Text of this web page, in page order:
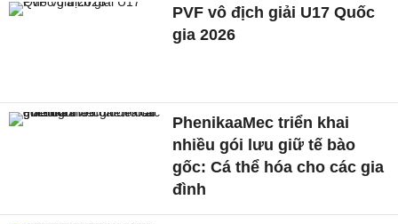
PVF vô địch giải U17 Quốc
gia 2026
PhenikaaMec triển khai
nhiều gói lưu giữ tế bào
gốc: Cá thể hóa cho các gia
đình